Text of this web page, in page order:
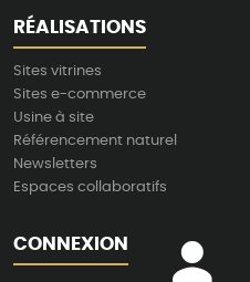
RÉALISATIONS
Sites vitrines
Sites e-commerce
Usine à site
Référencement naturel
Newsletters
Espaces collaboratifs
CONNEXION